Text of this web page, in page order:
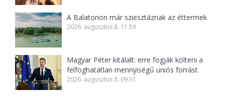
A Balatonon már sziesztáznak az éttermek
2026. augusztus 8. 11:59
Magyar Péter kitálalt: erre fogják költeni a
felfoghatatlan mennyiségű uniós forrást
2026. augusztus 8. 09:31